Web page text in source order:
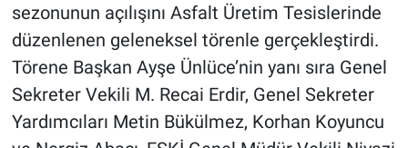
sezonunun açılışını Asfalt Üretim Tesislerinde
düzenlenen geleneksel törenle gerçekleştirdi.
Törene Başkan Ayşe Ünlüce’nin yanı sıra Genel
Sekreter Vekili M. Recai Erdir, Genel Sekreter
Yardımcıları Metin Bükülmez, Korhan Koyuncu